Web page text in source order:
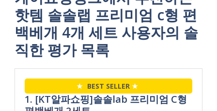
핫템 솔솔랩 프리미엄 c형 편
백베개 4개 세트 사용자의 솔
직한 평가 목록
★ BEST SELLER ★
1. [KT알파쇼핑]솔솔lab 프리미엄 C형